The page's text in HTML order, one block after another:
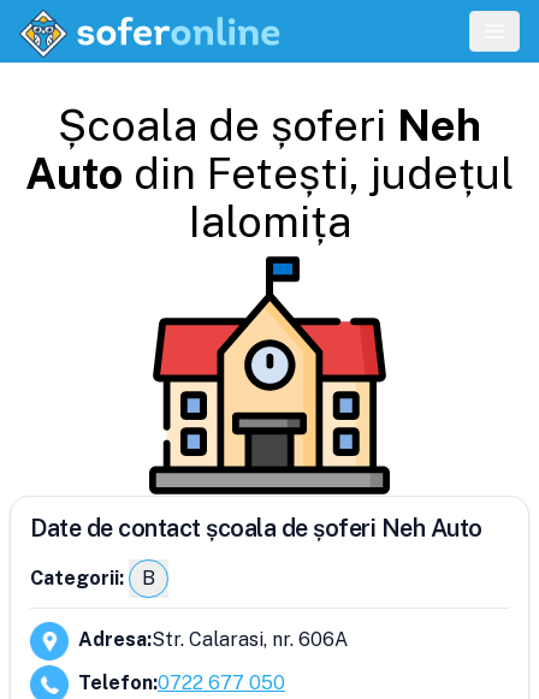
Școala de șoferi Neh
Auto din Fetești, județul
Ialomița
Date de contact școala de șoferi Neh Auto
Categorii: B
Adresa:Str. Calarasi, nr. 606A
Telefon:0722 677 050